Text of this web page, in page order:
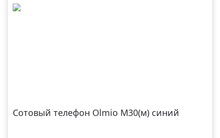
Сотовый телефон Olmio M30(м) синий